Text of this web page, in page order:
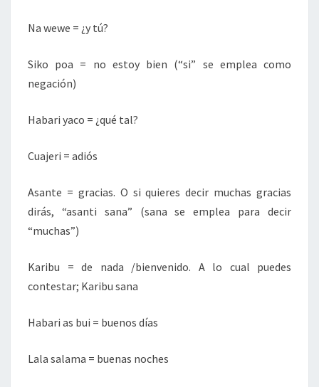
Na wewe = ¿y tú?
Siko poa = no estoy bien (“si” se emplea como
negación)
Habari yaco = ¿qué tal?
Cuajeri = adiós
Asante = gracias. O si quieres decir muchas gracias
dirás, “asanti sana” (sana se emplea para decir
“muchas”)
Karibu = de nada /bienvenido. A lo cual puedes
contestar; Karibu sana
Habari as bui = buenos días
Lala salama = buenas noches